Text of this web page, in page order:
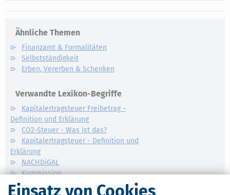
Einsatz von Cookies
Ähnliche Themen
Finanzamt & Formalitäten
Selbstständigkeit
Erben, Vererben & Schenken
Verwandte Lexikon-Begriffe
Kapitalertragsteuer Freibetrag -
Definition und Erklärung
CO2-Steuer - Was ist das?
Kapitalertragsteuer - Definition und
Erklärung
NACHDiGAL
Kommission